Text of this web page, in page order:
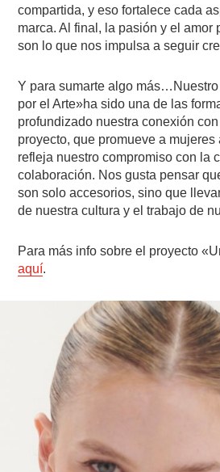
compartida, y eso fortalece cada
marca. Al final, la pasión y el amor
son lo que nos impulsa a seguir
Y para sumarte algo
por el Arte»ha sido una de las
profundizado nuestra conexión
proyecto, que promueve a mujeres
refleja nuestro compromiso con la
colaboración. Nos gusta pensar
son solo accesorios, sino que
de nuestra cultura y el trabajo de
Para más info sobre el proyecto
aquí.